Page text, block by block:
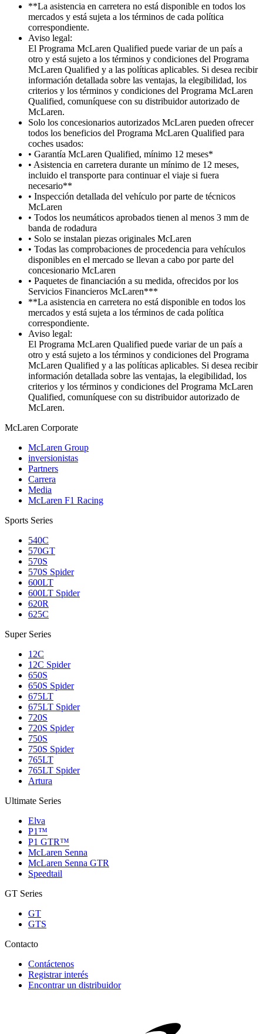
**La asistencia en carretera no está disponible en todos los
mercados y está sujeta a los términos de cada política
correspondiente.
Aviso legal:
El Programa McLaren Qualified puede variar de un país a
otro y está sujeto a los términos y condiciones del Programa
McLaren Qualified y a las políticas aplicables. Si desea recibir
información detallada sobre las ventajas, la elegibilidad, los
criterios y los términos y condiciones del Programa McLaren
Qualified, comuníquese con su distribuidor autorizado de
McLaren.
Solo los concesionarios autorizados McLaren pueden ofrecer
todos los beneficios del Programa McLaren Qualified para
coches usados:
• Garantía McLaren Qualified, mínimo 12 meses*
• Asistencia en carretera durante un mínimo de 12 meses,
incluido el transporte para continuar el viaje si fuera
necesario**
• Inspección detallada del vehículo por parte de técnicos
McLaren
• Todos los neumáticos aprobados tienen al menos 3 mm de
banda de rodadura
• Solo se instalan piezas originales McLaren
• Todas las comprobaciones de procedencia para vehículos
disponibles en el mercado se llevan a cabo por parte del
concesionario McLaren
• Paquetes de financiación a su medida, ofrecidos por los
Servicios Financieros McLaren***
**La asistencia en carretera no está disponible en todos los
mercados y está sujeta a los términos de cada política
correspondiente.
Aviso legal:
El Programa McLaren Qualified puede variar de un país a
otro y está sujeto a los términos y condiciones del Programa
McLaren Qualified y a las políticas aplicables. Si desea recibir
información detallada sobre las ventajas, la elegibilidad, los
criterios y los términos y condiciones del Programa McLaren
Qualified, comuníquese con su distribuidor autorizado de
McLaren.
McLaren Corporate
McLaren Group
inversionistas
Partners
Carrera
Media
McLaren F1 Racing
Sports Series
540C
570GT
570S
570S Spider
600LT
600LT Spider
620R
625C
Super Series
12C
12C Spider
650S
650S Spider
675LT
675LT Spider
720S
720S Spider
750S
750S Spider
765LT
765LT Spider
Artura
Ultimate Series
Elva
P1™
P1 GTR™
McLaren Senna
McLaren Senna GTR
Speedtail
GT Series
GT
GTS
Contacto
Contáctenos
Registrar interés
Encontrar un distribuidor